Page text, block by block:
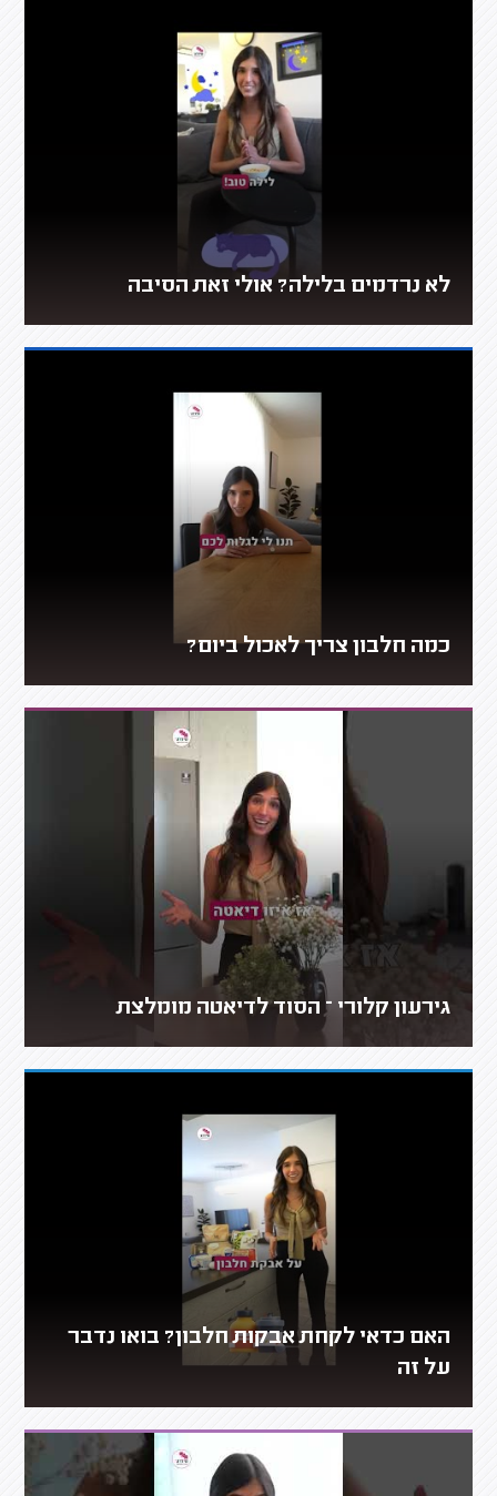
לא נרדמים בלילה? אולי זאת הסיבה
כמה חלבון צריך לאכול ביום?
גירעון קלורי – הסוד לדיאטה מומלצת
האם כדאי לקחת אבקות חלבון? בואו נדבר
על זה